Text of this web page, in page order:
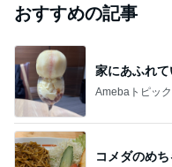
おすすめの記事
家にあふれ
Amebaトピッ
コメダのめ